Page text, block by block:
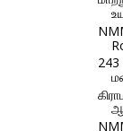
243